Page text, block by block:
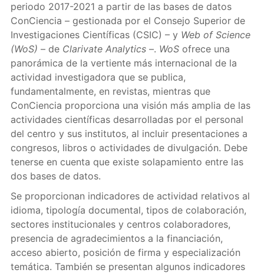
periodo 2017-2021 a partir de las bases de datos
ConCiencia – gestionada por el Consejo Superior de
Investigaciones Científicas (CSIC) – y Web of Science
(WoS) – de Clarivate Analytics–. WoSofrece una
panorámica de la vertiente más internacional de la
actividad investigadora que se publica,
fundamentalmente, en revistas, mientras que
ConCiencia proporciona una visión más amplia de las
actividades científicas desarrolladas por el personal
del centro y sus institutos, al incluir presentaciones a
congresos, libros o actividades de divulgación. Debe
tenerse en cuenta que existe solapamiento entre las
dos bases de datos.
Se proporcionan indicadores de actividad relativos al
idioma, tipología documental, tipos de colaboración,
sectores institucionales y centros colaboradores,
presencia de agradecimientos a la financiación,
acceso abierto, posición de firma y especialización
temática. También se presentan algunos indicadores